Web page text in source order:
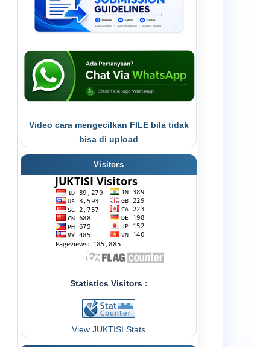
Video cara mengecilkan FILE bila tidak
bisa di upload
Visitors
Statistics Visitors :
View JUKTISI Stats